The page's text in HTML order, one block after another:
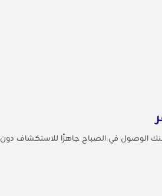
الوصول في الصباح جاهزًا للاستكشاف دون